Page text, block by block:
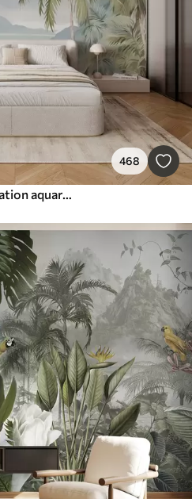
468
Papiers peints Palmiers imitation aquarelle